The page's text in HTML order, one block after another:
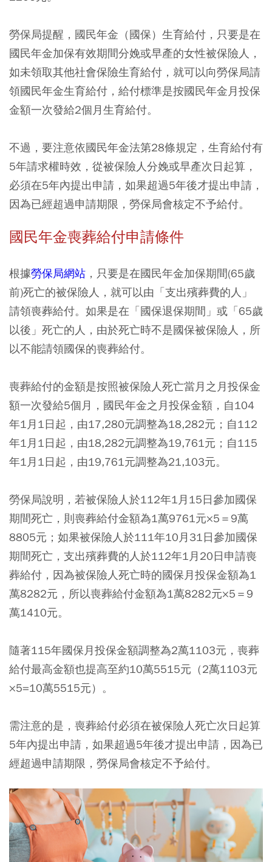
勞保局提醒，國民年金（國保）生育給付，只要是在
國民年金加保有效期間分娩或早產的女性被保險人，
如未領取其他社會保險生育給付，就可以向勞保局請
領國民年金生育給付，給付標準是按國民年金月投保
金額一次發給2個月生育給付。
不過，要注意依國民年金法第28條規定，生育給付有
5年請求權時效，從被保險人分娩或早產次日起算，
必須在5年內提出申請，如果超過5年後才提出申請，
因為已經超過申請期限，勞保局會核定不予給付。
國民年金喪葬給付申請條件
根據勞保局網站 ，只要是在國民年金加保期間(65歲
前)死亡的被保險人，就可以由「支出殯葬費的人」
請領喪葬給付。如果是在「國保退保期間」或「65歲
以後」死亡的人，由於死亡時不是國保被保險人，所
以不能請領國保的喪葬給付。
喪葬給付的金額是按照被保險人死亡當月之月投保金
額一次發給5個月，國民年金之月投保金額，自104
年1月1日起，由17,280元調整為18,282元；自112
年1月1日起，由18,282元調整為19,761元；自115
年1月1日起，由19,761元調整為21,103元。
勞保局說明，若被保險人於112年1月15日參加國保
期間死亡，則喪葬給付金額為1萬9761元×5＝9萬
8805元；如果被保險人於111年10月31日參加國保
期間死亡，支出殯葬費的人於112年1月20日申請喪
葬給付，因為被保險人死亡時的國保月投保金額為1
萬8282元，所以喪葬給付金額為1萬8282元×5＝9
萬1410元。
隨著115年國保月投保金額調整為2萬1103元，喪葬
給付最高金額也提高至約10萬5515元（2萬1103元
×5=10萬5515元）。
需注意的是，喪葬給付必須在被保險人死亡次日起算
5年內提出申請，如果超過5年後才提出申請，因為已
經超過申請期限，勞保局會核定不予給付。